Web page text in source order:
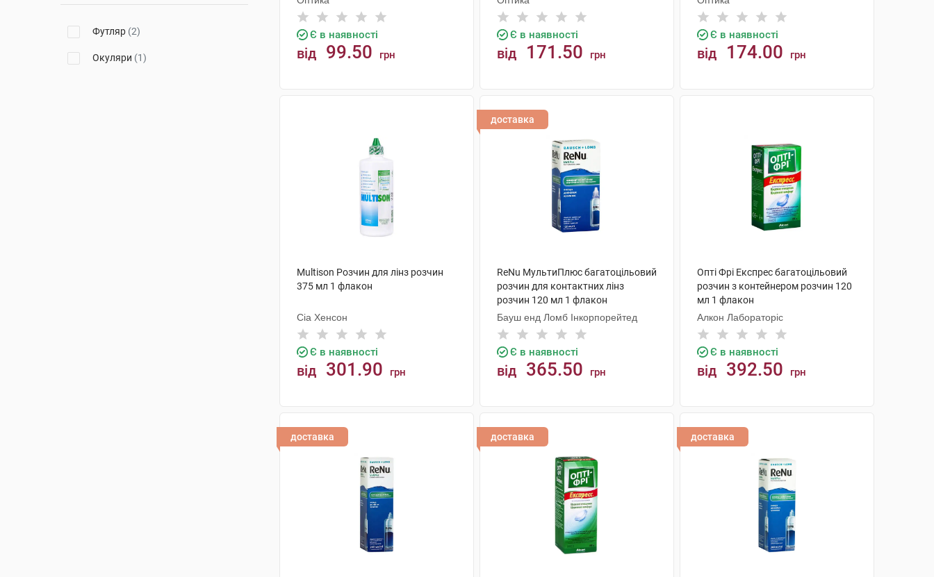
Футляр (2)
Окуляри (1)
Є в наявності
від 99.50 грн
Є в наявності
від 171.50 грн
Є в наявності
від 174.00 грн
Multison Розчин для лінз розчин
375 мл 1 флакон
Сіа Хенсон
Є в наявності
від 301.90 грн
доставка
ReNu МультиПлюс багатоцільовий
розчин для контактних лінз
розчин 120 мл 1 флакон
Бауш енд Ломб Інкорпорейтед
Є в наявності
від 365.50 грн
Опті Фрі Експрес багатоцільовий
розчин з контейнером розчин 120
мл 1 флакон
Алкон Лабораторіс
Є в наявності
від 392.50 грн
доставка доставка доставка